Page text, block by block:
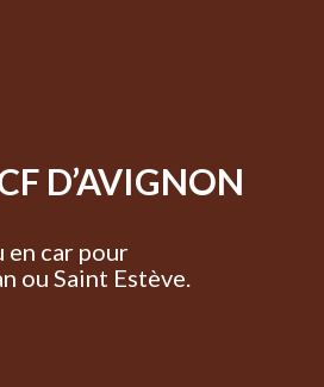
D’AVIGNON
en car pour
ou Saint Estève.